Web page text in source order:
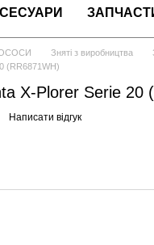
Зняті з виробництва
(RR6871WH)
X-Plorer Serie 20
Написати відгук